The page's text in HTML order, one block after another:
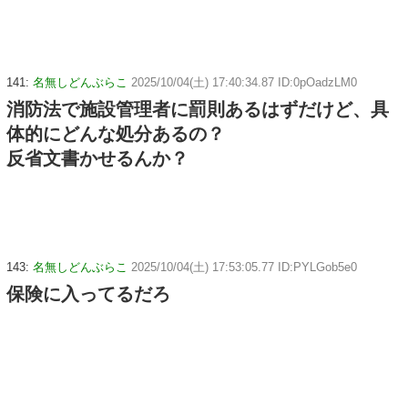
141: 名無しどんぶらこ 2025/10/04(土) 17:40:34.87 ID:0pOadzLM0
消防法で施設管理者に罰則あるはずだけど、具
体的にどんな処分あるの？
反省文書かせるんか？
143: 名無しどんぶらこ 2025/10/04(土) 17:53:05.77 ID:PYLGob5e0
保険に入ってるだろ